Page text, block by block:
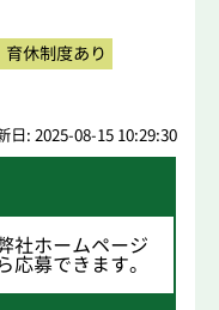
育休制度あり
日: 2025-08-15 10:29:30
社ホームページ
募できます。